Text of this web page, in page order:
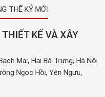
THẾ KỶ MỚI
KẾ VÀ XÂY
Mai, Hai Bà Trưng, Hà Nội
Ngọc Hồi, Yên Ngưu,